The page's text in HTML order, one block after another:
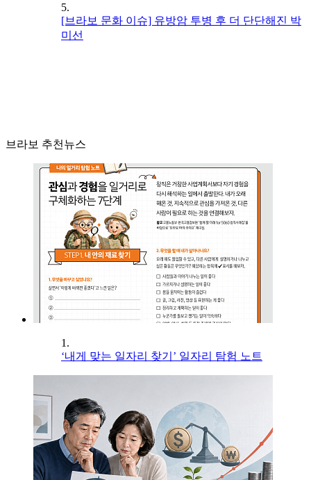
5.
[브라보 문화 이슈] 유방암 투병 후 더 단단해진 박
미선
브라보 추천뉴스
1.
‘내게 맞는 일자리 찾기’ 일자리 탐험 노트